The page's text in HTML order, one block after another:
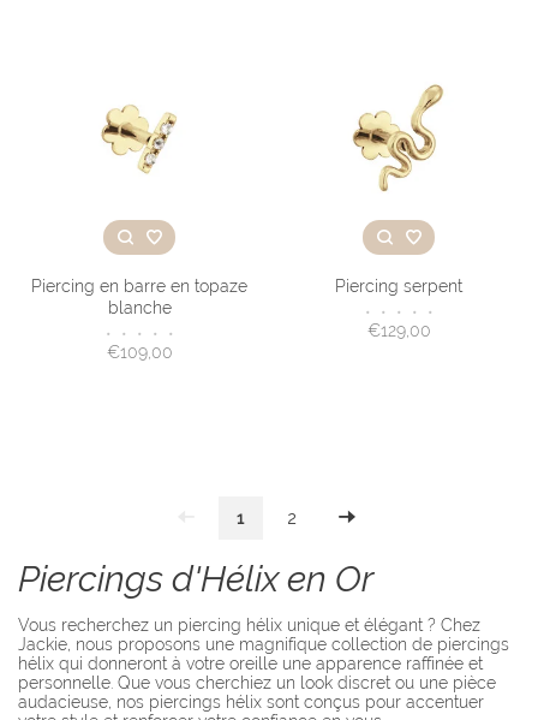
Piercing en barre en topaze
blanche
• • • • •
€109,00
Piercing serpent
• • • • •
€129,00
1 2
Piercings d'Hélix en Or
Vous recherchez un piercing hélix unique et élégant ? Chez
Jackie, nous proposons une magnifique collection de piercings
hélix qui donneront à votre oreille une apparence raffinée et
personnelle. Que vous cherchiez un look discret ou une pièce
audacieuse, nos piercings hélix sont conçus pour accentuer